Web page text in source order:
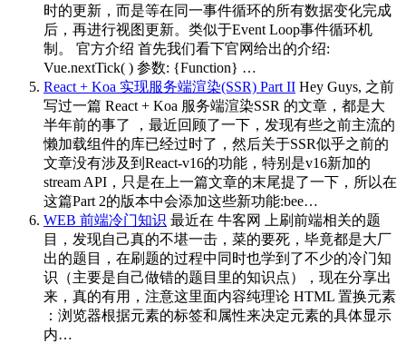
时的更新，而是等在同一事件循环的所有数据变化完成
后，再进行视图更新。类似于Event Loop事件循环机
制。 官方介绍 首先我们看下官网给出的介绍:
Vue.nextTick( ) 参数: {Function} …
React + Koa 实现服务端渲染(SSR) Part II Hey Guys, 之前
写过一篇 React + Koa 服务端渲染SSR 的文章，都是大
半年前的事了 ，最近回顾了一下，发现有些之前主流的
懒加载组件的库已经过时了，然后关于SSR似乎之前的
文章没有涉及到React-v16的功能，特别是v16新加的
stream API，只是在上一篇文章的末尾提了一下，所以在
这篇Part 2的版本中会添加这些新功能:bee…
WEB 前端冷门知识 最近在 牛客网 上刷前端相关的题
目，发现自己真的不堪一击，菜的要死，毕竟都是大厂
出的题目，在刷题的过程中同时也学到了不少的冷门知
识（主要是自己做错的题目里的知识点），现在分享出
来，真的有用，注意这里面内容纯理论 HTML 置换元素
：浏览器根据元素的标签和属性来决定元素的具体显示
内…